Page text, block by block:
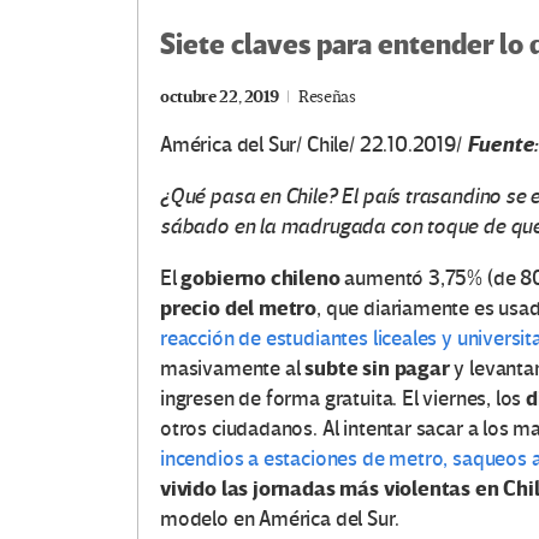
Siete claves para entender lo
octubre 22, 2019 Reseñas
América del Sur/ Chile/ 22.10.2019/
¿Qué pasa en Chile? El país trasandino
sábado en la madrugada con toque de
Elgobierno chilenoaumentó 3,75% (de
precio del metro, que diariamente es
reacción de estudiantes liceales y
masivamente alsubte sin pagary
ingresen de forma gratuita. El viernes, los
otros ciudadanos. Al intentar sacar a los
incendios a estaciones de metro, saqueos
vivido las jornadas más violentas en
modelo en América del Sur.